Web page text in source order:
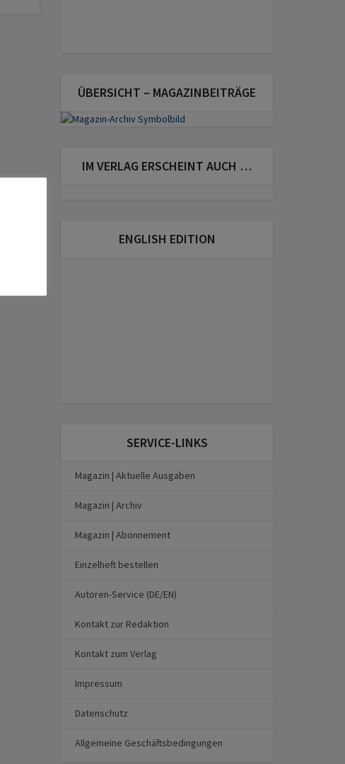
ÜBERSICHT – MAGAZINBEITRÄGE
IM VERLAG ERSCHEINT AUCH …
ENGLISH EDITION
SERVICE-LINKS
Magazin | Aktuelle Ausgaben
Magazin | Archiv
Magazin | Abonnement
Einzelheft bestellen
Autoren-Service (DE/EN)
Kontakt zur Redaktion
Kontakt zum Verlag
Impressum
Datenschutz
Allgemeine Geschäftsbedingungen